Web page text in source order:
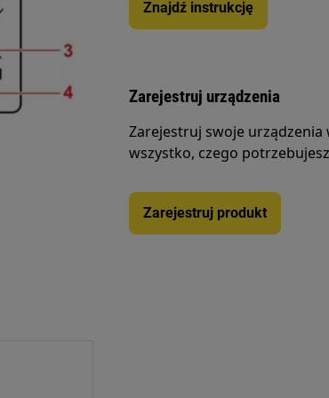
Znajdź instrukcję
Zarejestruj urządzenia
Zarejestruj swoje urządzenia
wszystko, czego
Zarejestruj produkt